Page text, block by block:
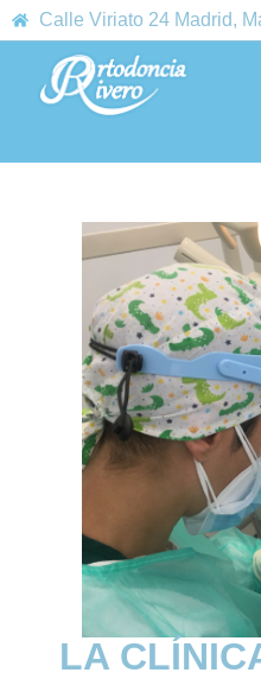
Calle Viriato 24 Madrid,
LA